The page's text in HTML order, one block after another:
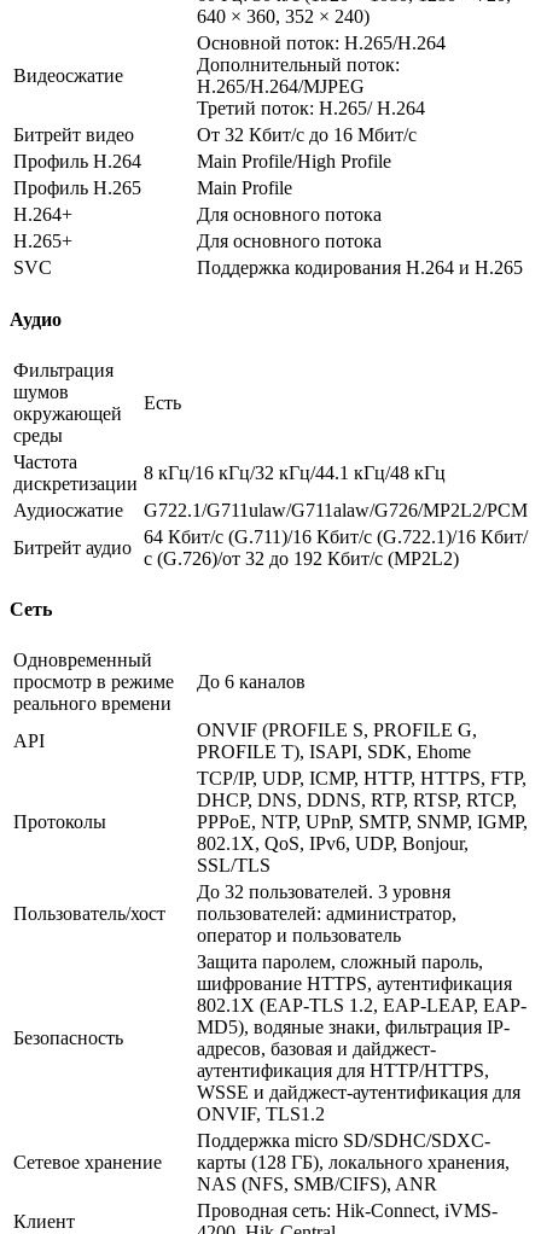
640 × 360, 352 × 240)
Видеосжатие
Основной поток: H.265/H.264
Дополнительный поток:
H.265/H.264/MJPEG
Третий поток: H.265/ H.264
Битрейт видео
От 32 Кбит/с до 16 Мбит/с
Профиль H.264
Main Profile/High Profile
Профиль H.265
Main Profile
H.264+
Для основного потока
H.265+
Для основного потока
SVC
Поддержка кодирования H.264 и H.265
Аудио
Фильтрация
шумов
окружающей
среды
Есть
Частота
дискретизации
8 кГц/16 кГц/32 кГц/44.1 кГц/48 кГц
Аудиосжатие
G722.1/G711ulaw/G711alaw/G726/MP2L2/PCM
Битрейт аудио
64 Кбит/с (G.711)/16 Кбит/с (G.722.1)/16 Кбит/
с (G.726)/от 32 до 192 Кбит/с (MP2L2)
Сеть
Одновременный
просмотр в режиме
реального времени
До 6 каналов
API
ONVIF (PROFILE S, PROFILE G,
PROFILE T), ISAPI, SDK, Ehome
Протоколы
TCP/IP, UDP, ICMP, HTTP, HTTPS, FTP,
DHCP, DNS, DDNS, RTP, RTSP, RTCP,
PPPoE, NTP, UPnP, SMTP, SNMP, IGMP,
802.1X, QoS, IPv6, UDP, Bonjour,
SSL/TLS
Пользователь/хост
До 32 пользователей. 3 уровня
пользователей: администратор,
оператор и пользователь
Безопасность
Защита паролем, сложный пароль,
шифрование HTTPS, аутентификация
802.1X (EAP-TLS 1.2, EAP-LEAP, EAP-
MD5), водяные знаки, фильтрация IP-
адресов, базовая и дайджест-
аутентификация для HTTP/HTTPS,
WSSE и дайджест-аутентификация для
ONVIF, TLS1.2
Сетевое хранение
Поддержка micro SD/SDHC/SDXC-
карты (128 ГБ), локального хранения,
NAS (NFS, SMB/CIFS), ANR
Клиент
Проводная сеть: Hik-Connect, iVMS-